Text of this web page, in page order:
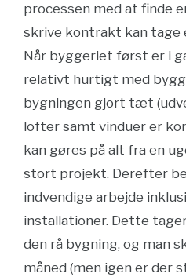
processen med at finde
skrive kontrakt kan tage
Når byggeriet først er i
relativt hurtigt med
bygningen gjort tæt
lofter samt vinduer er
kan gøres på alt fra en
stort projekt. Derefter
indvendige arbejde
installationer. Dette
den rå bygning, og man
måned (men igen er der